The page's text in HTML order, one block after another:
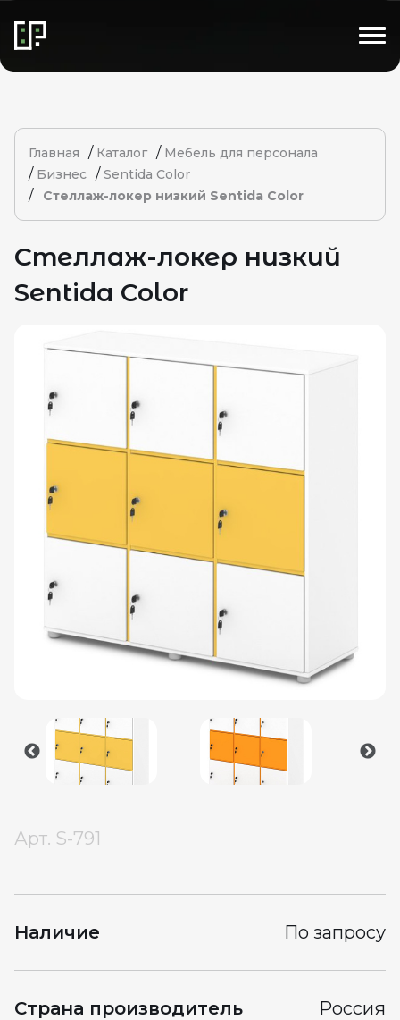
Главная / Каталог / Мебель для персонала
/ Бизнес /Sentida Color
/ Стеллаж-локер низкий Sentida Color
Стеллаж-локер низкий
Sentida Color
Арт. S-791
Наличие По запросу
Страна производитель Россия